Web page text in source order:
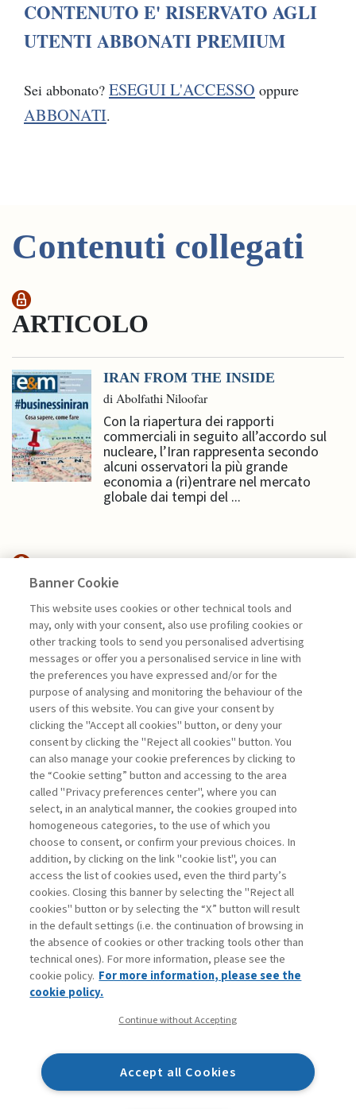
CONTENUTO E' RISERVATO AGLI
UTENTI ABBONATI PREMIUM
Sei abbonato? ESEGUI L'ACCESSO oppure
ABBONATI.
Contenuti collegati
ARTICOLO
IRAN FROM THE INSIDE
di Abolfathi Niloofar
Con la riapertura dei rapporti
commerciali in seguito all’accordo sul
nucleare, l’Iran rappresenta secondo
alcuni osservatori la più grande
economia a (ri)entrare nel mercato
globale dai tempi del ...
NEXTGEN MANAGEMENT
OLTRE LA REALTÀ FISICA.
PACKAGING ...
di Generoso Branca
La consultazione dei libri è riservata esclusivamente
agli abbonati Premium
Legenda: Accedi Per registrati Per abbonati
Contatti
Abbonamenti
Archivio rubriche
Privacy
Dichiarazione di accessibilità
Mappa del sito
Banner Cookie
This website uses cookies or other technical tools and
may, only with your consent, also use profiling cookies or
other tracking tools to send you personalised advertising
messages or offer you a personalised service in line with
the preferences you have expressed and/or for the
purpose of analysing and monitoring the behaviour of the
users of this website. You can give your consent by
clicking the "Accept all cookies" button, or deny your
consent by clicking the "Reject all cookies" button. You
can also manage your cookie preferences by clicking to
the “Cookie setting” button and accessing to the area
called "Privacy preferences center", where you can
select, in an analytical manner, the cookies grouped into
homogeneous categories, to the use of which you
choose to consent, or confirm your previous choices. In
addition, by clicking on the link "cookie list", you can
access the list of cookies used, even the third party’s
cookies. Closing this banner by selecting the "Reject all
cookies" button or by selecting the “X” button will result
in the default settings (i.e. the continuation of browsing in
the absence of cookies or other tracking tools other than
technical ones). For more information, please see the
cookie policy. For more information, please see the
cookie policy.
Continue without Accepting
Accept all Cookies